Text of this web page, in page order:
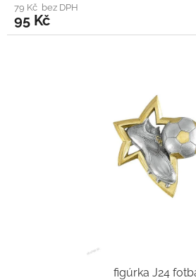
79 Kč bez DPH
95 Kč
figúrka J24